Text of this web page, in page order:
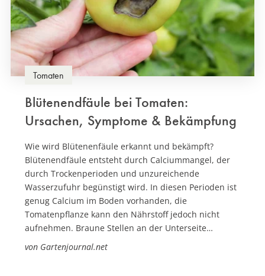
Tomaten
Blütenendfäule bei Tomaten:
Ursachen, Symptome & Bekämpfung
Wie wird Blütenenfäule erkannt und bekämpft?
Blütenendfäule entsteht durch Calciummangel, der
durch Trockenperioden und unzureichende
Wasserzufuhr begünstigt wird. In diesen Perioden ist
genug Calcium im Boden vorhanden, die
Tomatenpflanze kann den Nährstoff jedoch nicht
aufnehmen. Braune Stellen an der Unterseite…
von Gartenjournal.net